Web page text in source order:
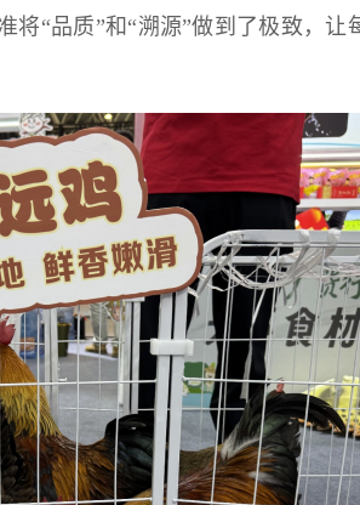
将“品质”和“溯源”做到了极致，让